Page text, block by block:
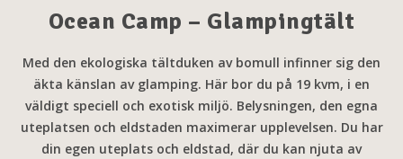
Ocean Camp – Glampingtält
Med den ekologiska tältduken av bomull infinner sig den
äkta känslan av glamping. Här bor du på 19 kvm, i en
väldigt speciell och exotisk miljö. Belysningen, den egna
uteplatsen och eldstaden maximerar upplevelsen. Du har
din egen uteplats och eldstad, där du kan njuta av